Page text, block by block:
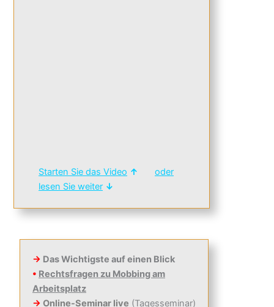
Starten Sie das Video ↑ oder
lesen Sie weiter ↓
→ Das Wichtigste auf einen Blick
• Rechtsfragen zu Mobbing am
Arbeitsplatz
→ Online-Seminar live (Tagesseminar)